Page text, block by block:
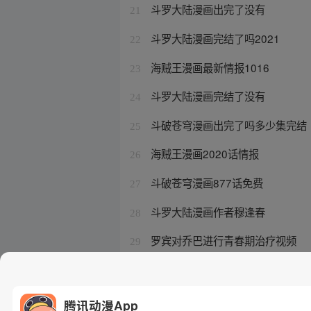
21 斗罗大陆漫画出完了没有
22 斗罗大陆漫画完结了吗2021
23 海贼王漫画最新情报1016
24 斗罗大陆漫画完结了没有
25 斗破苍穹漫画出完了吗多少集完结
26 海贼王漫画2020话情报
27 斗破苍穹漫画877话免费
28 斗罗大陆漫画作者穆逢春
29 罗宾对乔巴进行青春期治疗视频
腾讯动漫App